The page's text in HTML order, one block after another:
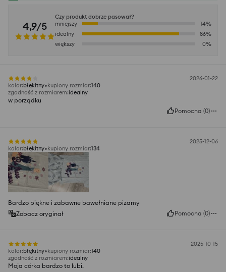
4,9/5
Czy produkt dobrze pasował?
mniejszy
14%
idealny
86%
większy
0%
2026-01-22
kolor:błękitny kupiony rozmiar:140
zgodność z rozmiarem:idealny
w porządku
Pomocna (0)
2025-12-06
kolor:błękitny kupiony rozmiar:134
Bardzo piękne i zabawne bawełniane piżamy
Zobacz oryginał
Pomocna (0)
2025-10-15
kolor:błękitny kupiony rozmiar:140
zgodność z rozmiarem:idealny
Moja córka bardzo to lubi.